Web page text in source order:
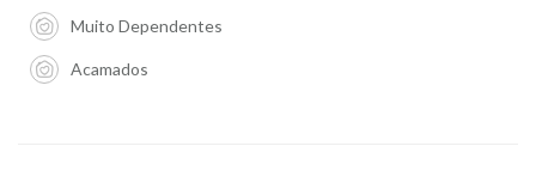
Muito Dependentes
Acamados